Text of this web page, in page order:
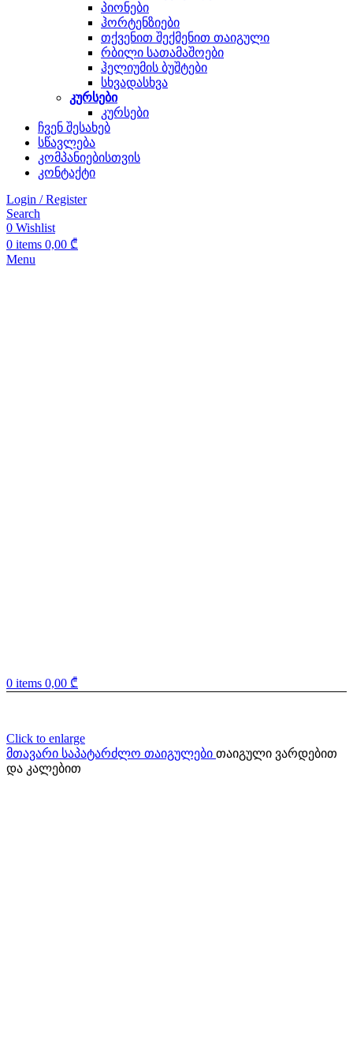
პიონები
ჰორტენზიები
თქვენით შექმენით თაიგული
რბილი სათამაშოები
ჰელიუმის ბუშტები
სხვადასხვა
კურსები
კურსები
ჩვენ შესახებ
სწავლება
კომპანიებისთვის
კონტაქტი
Login / Register
Search
0 Wishlist
0 items 0,00 ₾
Menu
0 items 0,00 ₾
Click to enlarge
მთავარი საპატარძლო თაიგულები თაიგული ვარდებით
და კალებით